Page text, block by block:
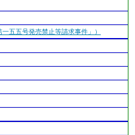
五五号発売禁止等請求事件」）